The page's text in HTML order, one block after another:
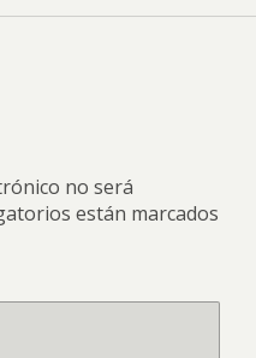
no será
están marcados